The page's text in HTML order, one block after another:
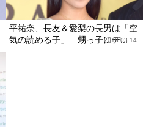
平祐奈、長友＆愛梨の長男は「空
気の読める子」 甥っ子にデ...
2018.03.14